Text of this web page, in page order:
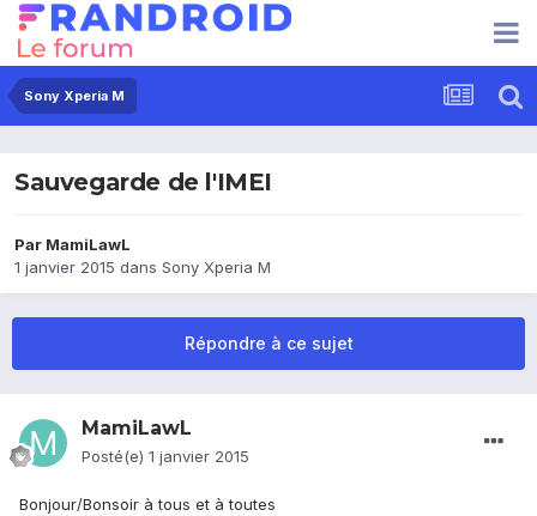
Sony Xperia M
Sauvegarde de l'IMEI
Par MamiLawL
1 janvier 2015 dans Sony Xperia M
Répondre à ce sujet
MamiLawL
Posté(e) 1 janvier 2015
Bonjour/Bonsoir à tous et à toutes